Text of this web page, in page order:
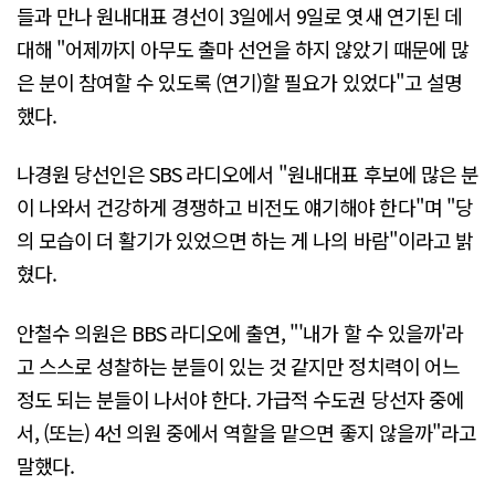
들과 만나 원내대표 경선이 3일에서 9일로 엿새 연기된 데
대해 "어제까지 아무도 출마 선언을 하지 않았기 때문에 많
은 분이 참여할 수 있도록 (연기)할 필요가 있었다"고 설명
했다.
나경원 당선인은 SBS 라디오에서 "원내대표 후보에 많은 분
이 나와서 건강하게 경쟁하고 비전도 얘기해야 한다"며 "당
의 모습이 더 활기가 있었으면 하는 게 나의 바람"이라고 밝
혔다.
안철수 의원은 BBS 라디오에 출연, "'내가 할 수 있을까'라
고 스스로 성찰하는 분들이 있는 것 같지만 정치력이 어느
정도 되는 분들이 나서야 한다. 가급적 수도권 당선자 중에
서, (또는) 4선 의원 중에서 역할을 맡으면 좋지 않을까"라고
말했다.